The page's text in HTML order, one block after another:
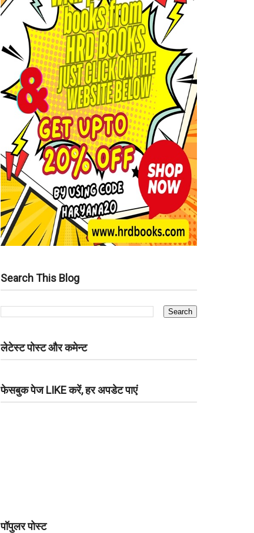
Search This Blog
लेटेस्ट पोस्ट और कमेन्ट
फेसबुक पेज LIKE करें, हर अपडेट पाएं
पॉपुलर पोस्ट